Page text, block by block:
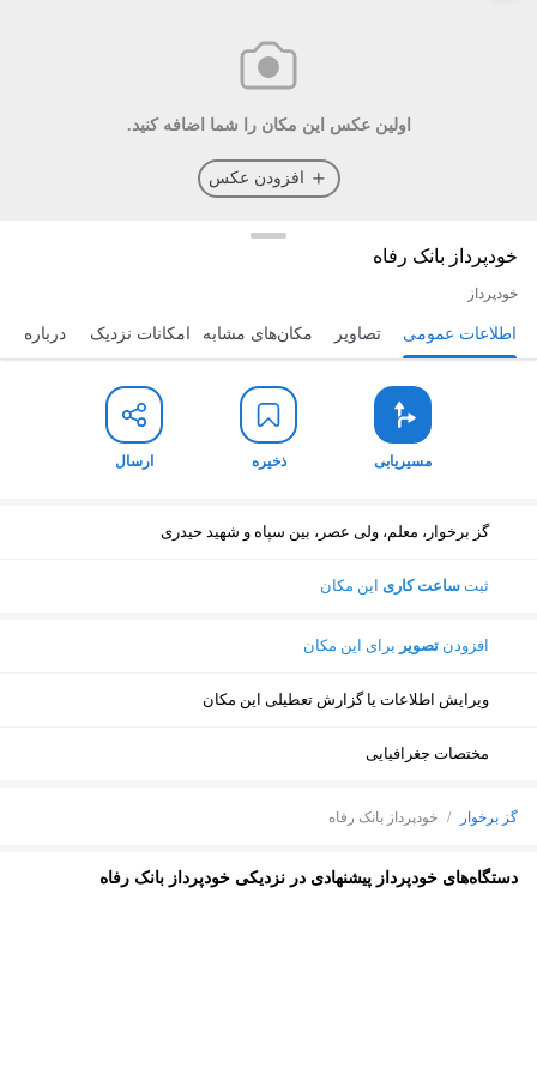
اولین عکس این مکان را شما اضافه کنید.
افزودن عکس
خودپرداز بانک رفاه
خودپرداز
مسیریابی ذخیره ارسال اطلاعات عمومی تصاویر مکان‌های مشابه امکانات نزدیک درباره
مسیریابی ذخیره ارسال
گز برخوار، معلم، ولی عصر، بین سپاه و شهید حیدری
ثبت ساعت کاری این مکان
افزودن تصویر برای این مکان
ویرایش اطلاعات یا گزارش تعطیلی این مکان
مختصات جغرافیایی
گز برخوار / خودپرداز بانک رفاه
دستگاه‌های خودپرداز پیشنهادی در نزدیکی خودپرداز بانک رفاه